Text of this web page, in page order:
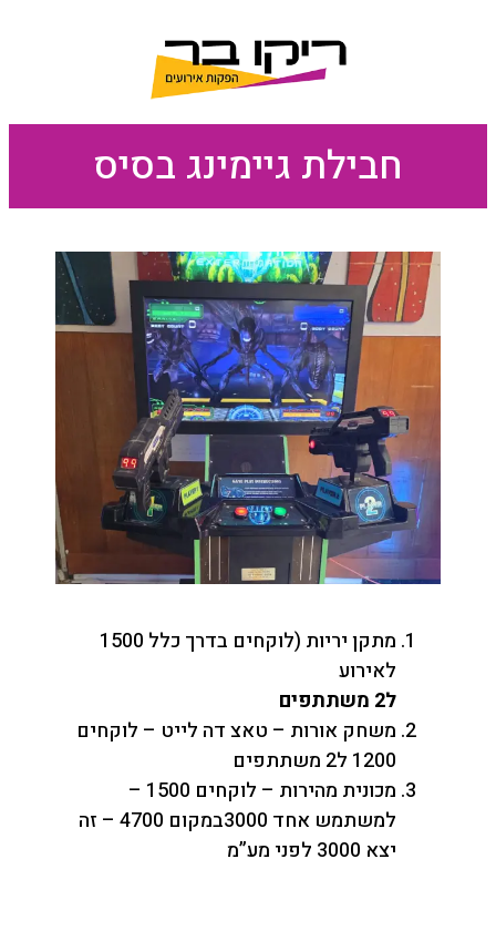
חבילת גיימינג בסיס
מתקן יריות (לוקחים בדרך כלל 1500
לאירוע
ל2 משתתפים
משחק אורות – טאצ דה לייט – לוקחים
1200 ל2 משתתפים
מכונית מהירות – לוקחים 1500 –
למשתמש אחד 3000במקום 4700 – זה
יצא 3000 לפני מע”מ